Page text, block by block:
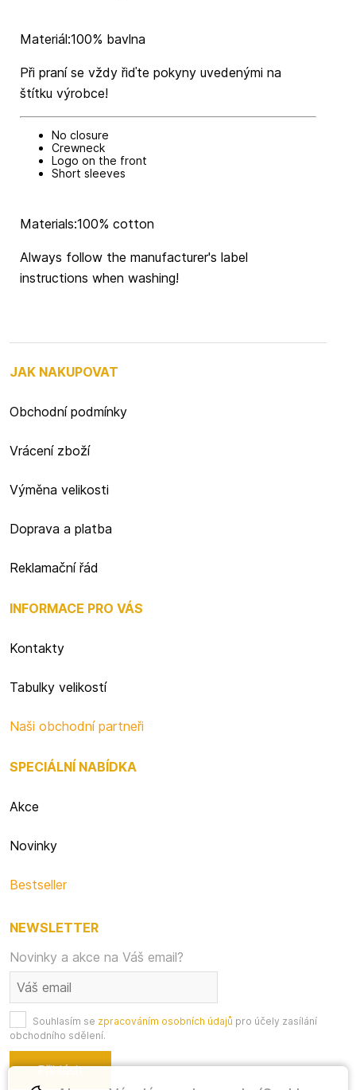
Materiál:100% bavlna
Při praní se vždy řiďte pokyny uvedenými na
štítku výrobce!
No closure
Crewneck
Logo on the front
Short sleeves
Materials:100% cotton
Always follow the manufacturer's label
instructions when washing!
JAK NAKUPOVAT
Obchodní podmínky
Vrácení zboží
Výměna velikosti
Doprava a platba
Reklamační řád
INFORMACE PRO VÁS
Kontakty
Tabulky velikostí
Naši obchodní partneři
SPECIÁLNÍ NABÍDKA
Akce
Novinky
Bestseller
NEWSLETTER
Novinky a akce na Váš email?
Souhlasím se zpracováním osobních údajů pro účely zasílání
obchodního sdělení.